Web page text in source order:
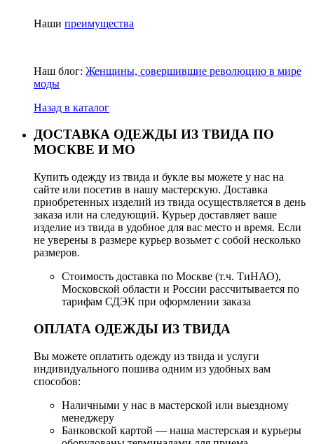
Наши преимущества
Наш блог: Женщины, совершившие революцию в мире
моды
Назад в каталог
ДОСТАВКА ОДЕЖДЫ ИЗ ТВИДА ПО
МОСКВЕ И МО
Купить одежду из твида и букле вы можете у нас на
сайте или посетив в нашу мастерскую. Доставка
приобретенных изделий из твида осуществляется в день
заказа или на следующий. Курьер доставляет ваше
изделие из твида в удобное для вас место и время. Если
не уверены в размере курьер возьмет с собой несколько
размеров.
Стоимость доставка по Москве (т.ч. ТиНАО),
Московской области и России рассчитывается по
тарифам СДЭК при оформлении заказа
ОПЛАТА ОДЕЖДЫ ИЗ ТВИДА
Вы можете оплатить одежду из твида и услуги
индивидуального пошива одним из удобных вам
способов:
Наличными у нас в мастерской или выездному
менеджеру
Банковской картой — наша мастерская и курьеры